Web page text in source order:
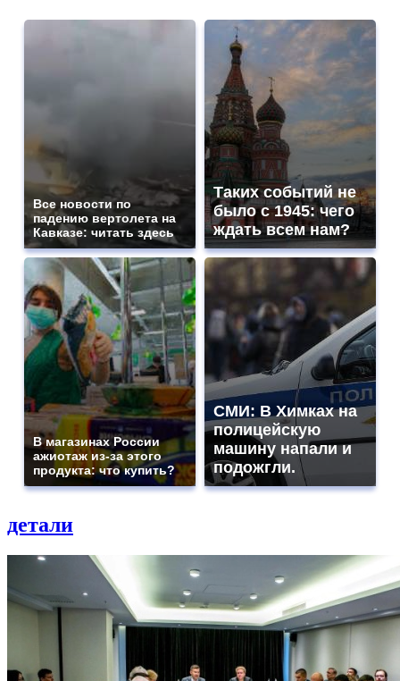
Все новости по
падению вертолета на
Кавказе: читать здесь
Таких событий не
было с 1945: чего
ждать всем нам?
В магазинах России
ажиотаж из-за этого
продукта: что купить?
СМИ: В Химках на
полицейскую
машину напали и
подожгли.
детали